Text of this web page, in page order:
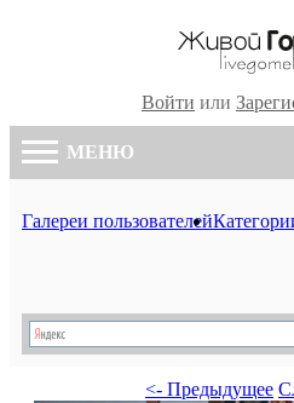
Войти или
МЕНЮ
Галереи пользователей
<- Предыдущее